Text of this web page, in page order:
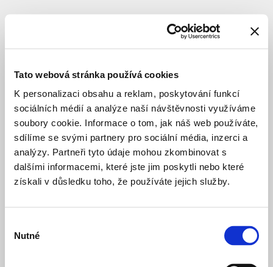
Tato webová stránka používá cookies
K personalizaci obsahu a reklam, poskytování funkcí
sociálních médií a analýze naší návštěvnosti využíváme
soubory cookie. Informace o tom, jak náš web používáte,
sdílíme se svými partnery pro sociální média, inzerci a
analýzy. Partneři tyto údaje mohou zkombinovat s
dalšími informacemi, které jste jim poskytli nebo které
získali v důsledku toho, že používáte jejich služby.
souhlasu
Nutné
SUBJEKT
Martin